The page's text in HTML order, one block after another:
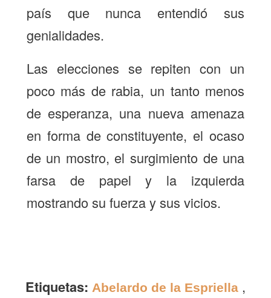
país que nunca entendió sus
genialidades.
Las elecciones se repiten con un
poco más de rabia, un tanto menos
de esperanza, una nueva amenaza
en forma de constituyente, el ocaso
de un mostro, el surgimiento de una
farsa de papel y la izquierda
mostrando su fuerza y sus vicios.
Etiquetas: Abelardo de la Espriella ,